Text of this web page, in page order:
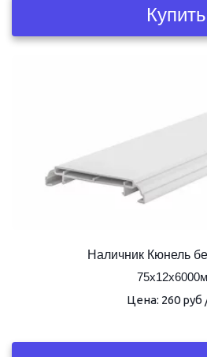
Купить
Наличник Кюнель
Цена: 260 руб